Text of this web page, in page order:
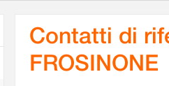
Contatti di
FROSINONE